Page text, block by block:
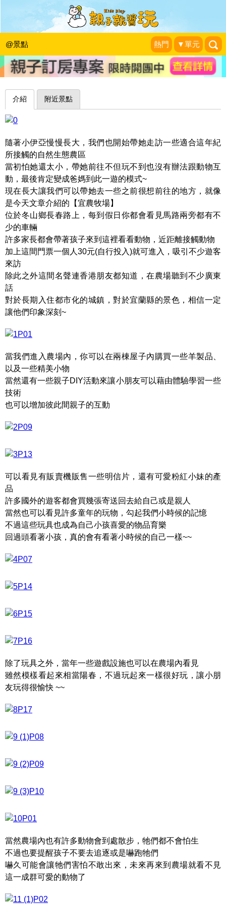
@景點 熱門 ▼單元
近距離接觸，孩子與小動物渡過歡樂時
光～宜蘭宜農牧場
蓉蓉牽手☜ㄩˇ你環遊世界|2017-01-14
介紹 附近景點
隨著小伊亞慢慢長大，我們也開始帶她走訪一些適合這年紀
所接觸的自然生態農區
當初怕她還太小，帶她前往不但玩不到也沒有辦法跟動物互
動，最後肯定變成爸媽到此一遊的模式~
現在長大讓我們可以帶她去一些之前很想前往的地方，就像
是今天文章介紹的【宜農牧場】
位於冬山鄉長春路上，每到假日你都會看見馬路兩旁都有不
少的車輛
許多家長都會帶著孩子來到這裡看看動物，近距離接觸動物
加上這間門票一個人30元(自行投入)就可進入，吸引不少遊客
來訪
除此之外這間名聲連香港朋友都知道，在農場聽到不少廣東
話
對於長期入住都市化的城鎮，對於宜蘭縣的景色，相信一定
讓他們印象深刻~
當我們進入農場內，你可以在兩棟屋子內購買一些羊製品、
以及一些精美小物
當然還有一些親子DIY活動來讓小朋友可以藉由體驗學習一些
技術
也可以增加彼此間親子的互動
可以看見有販賣機販售一些明信片，還有可愛粉紅小妹的產
品
許多國外的遊客都會買幾張寄送回去給自己或是親人
當然也可以看見許多童年的玩物，勾起我們小時候的記憶
不過這些玩具也成為自己小孩喜愛的物品育樂
回過頭看著小孩，真的會有看著小時候的自己一樣~~
除了玩具之外，當年一些遊戲設施也可以在農場內看見
雖然模樣看起來相當陽春，不過玩起來一樣很好玩，讓小朋
友玩得很愉快 ~~
當然農場內也有許多動物會到處散步，牠們都不會怕生
不過也要提醒孩子不要去追逐或是嚇跑牠們
嚇久可能會讓牠們害怕不敢出來，未來再來到農場就看不見
這一成群可愛的動物了